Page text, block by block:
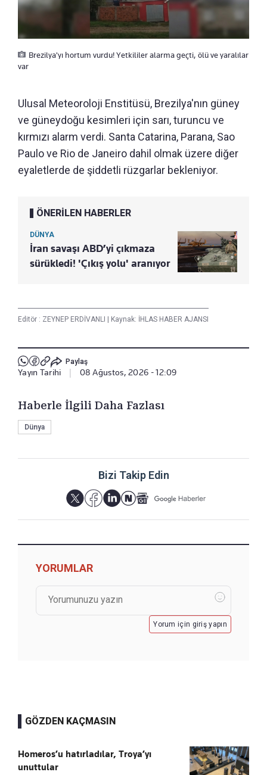
Brezilya'yı hortum vurdu! Yetkililer alarma geçti, ölü ve yaralılar
var
Ulusal Meteoroloji Enstitüsü, Brezilya'nın güney
ve güneydoğu kesimleri için sarı, turuncu ve
kırmızı alarm verdi. Santa Catarina, Parana, Sao
Paulo ve Rio de Janeiro dahil olmak üzere diğer
eyaletlerde de şiddetli rüzgarlar bekleniyor.
ÖNERİLEN HABERLER
DÜNYA
İran savaşı ABD’yi çıkmaza
sürükledi! 'Çıkış yolu' aranıyor
Editör : ZEYNEP ERDİVANLI | Kaynak: İHLAS HABER AJANSI
Paylaş
Yayın Tarihi 08 Ağustos, 2026 - 12:09
Haberle İlgili Daha Fazlası
Dünya
Bizi Takip Edin
YORUMLAR
Yorum için giriş yapın
GÖZDEN KAÇMASIN
Homeros’u hatırladılar, Troya’yı
unuttular